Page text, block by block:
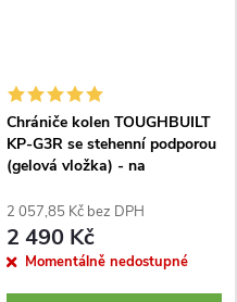
Chrániče kolen TOUGHBUILT
KP-G3R se stehenní podporou
(gelová vložka) - na
2 057,85 Kč bez DPH
2 490 Kč
Momentálně nedostupné